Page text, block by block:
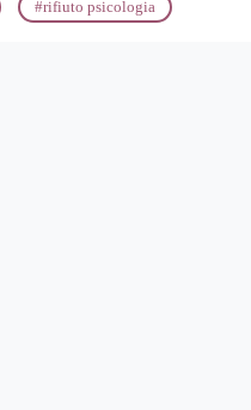
#rifiuto psicologia